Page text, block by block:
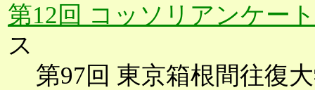
第12回 コッソリアンケー
ス
第97回 東京箱根間往復